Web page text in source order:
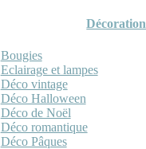
Décoration
Bougies
Eclairage et lampes
Déco vintage
Déco Halloween
Déco de Noël
Déco romantique
Déco Pâques